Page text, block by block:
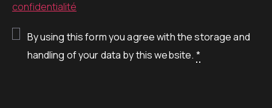
confidentialité
By using this form you agree with the storage and
handling of your data by this website. *